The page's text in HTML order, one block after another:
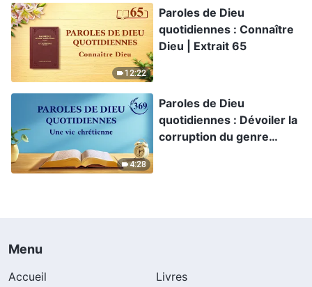
12:22
Paroles de Dieu
quotidiennes : Connaître
Dieu | Extrait 65
4:28
Paroles de Dieu
quotidiennes : Dévoiler la
corruption du genre
Menu
Accueil
Livres